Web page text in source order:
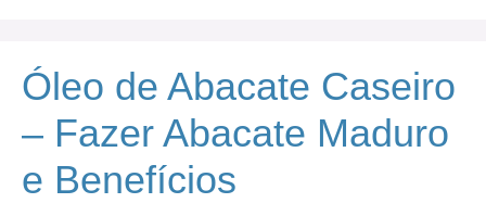
Óleo de Abacate Caseiro
– Fazer Abacate Maduro
e Benefícios